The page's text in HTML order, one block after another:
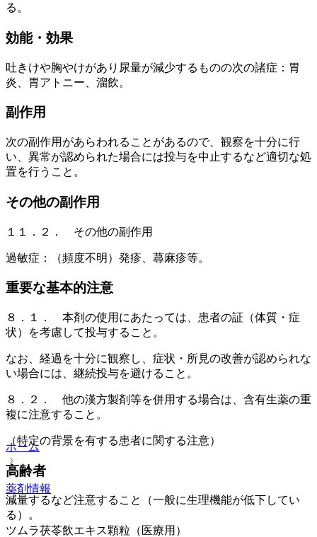
る。
効能・効果
吐きけや胸やけがあり尿量が減少するものの次の諸症：胃
炎、胃アトニー、溜飲。
副作用
次の副作用があらわれることがあるので、観察を十分に行
い、異常が認められた場合には投与を中止するなど適切な処
置を行うこと。
その他の副作用
１１．２． その他の副作用
過敏症：（頻度不明）発疹、蕁麻疹等。
重要な基本的注意
８．１． 本剤の使用にあたっては、患者の証（体質・症
状）を考慮して投与すること。
なお、経過を十分に観察し、症状・所見の改善が認められな
い場合には、継続投与を避けること。
８．２． 他の漢方製剤等を併用する場合は、含有生薬の重
複に注意すること。
（特定の背景を有する患者に関する注意）
高齢者
減量するなど注意すること（一般に生理機能が低下してい
る）。
ホーム
薬剤情報
ツムラ茯苓飲エキス顆粒（医療用）